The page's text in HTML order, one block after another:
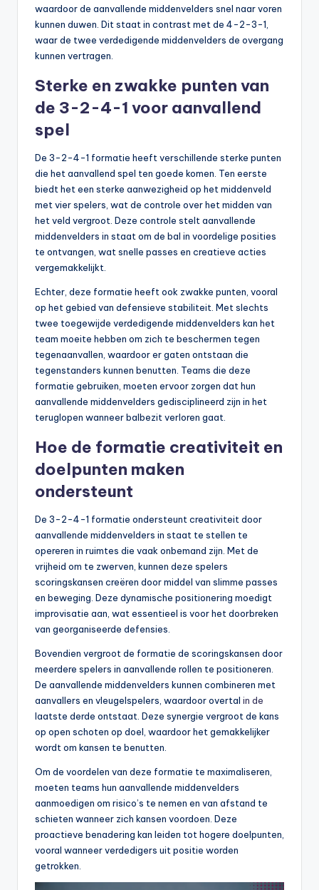
waardoor de aanvallende middenvelders snel naar voren
kunnen duwen. Dit staat in contrast met de 4-2-3-1,
waar de twee verdedigende middenvelders de overgang
kunnen vertragen.
Sterke en zwakke punten van
de 3-2-4-1 voor aanvallend
spel
De 3-2-4-1 formatie heeft verschillende sterke punten
die het aanvallend spel ten goede komen. Ten eerste
biedt het een sterke aanwezigheid op het middenveld
met vier spelers, wat de controle over het midden van
het veld vergroot. Deze controle stelt aanvallende
middenvelders in staat om de bal in voordelige posities
te ontvangen, wat snelle passes en creatieve acties
vergemakkelijkt.
Echter, deze formatie heeft ook zwakke punten, vooral
op het gebied van defensieve stabiliteit. Met slechts
twee toegewijde verdedigende middenvelders kan het
team moeite hebben om zich te beschermen tegen
tegenaanvallen, waardoor er gaten ontstaan die
tegenstanders kunnen benutten. Teams die deze
formatie gebruiken, moeten ervoor zorgen dat hun
aanvallende middenvelders gedisciplineerd zijn in het
teruglopen wanneer balbezit verloren gaat.
Hoe de formatie creativiteit en
doelpunten maken
ondersteunt
De 3-2-4-1 formatie ondersteunt creativiteit door
aanvallende middenvelders in staat te stellen te
opereren in ruimtes die vaak onbemand zijn. Met de
vrijheid om te zwerven, kunnen deze spelers
scoringskansen creëren door middel van slimme passes
en beweging. Deze dynamische positionering moedigt
improvisatie aan, wat essentieel is voor het doorbreken
van georganiseerde defensies.
Bovendien vergroot de formatie de scoringskansen door
meerdere spelers in aanvallende rollen te positioneren.
De aanvallende middenvelders kunnen combineren met
aanvallers en vleugelspelers, waardoor overtal in de
laatste derde ontstaat. Deze synergie vergroot de kans
op open schoten op doel, waardoor het gemakkelijker
wordt om kansen te benutten.
Om de voordelen van deze formatie te maximaliseren,
moeten teams hun aanvallende middenvelders
aanmoedigen om risico’s te nemen en van afstand te
schieten wanneer zich kansen voordoen. Deze
proactieve benadering kan leiden tot hogere doelpunten,
vooral wanneer verdedigers uit positie worden
getrokken.